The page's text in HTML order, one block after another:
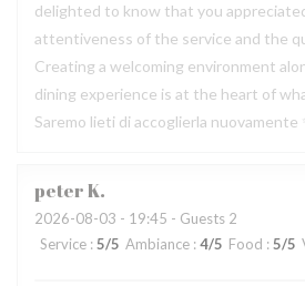
delighted to know that you
attentiveness of the service and the
Creating a welcoming environment
dining experience is at the heart of
Saremo lieti di accoglierla nuovamente ✨
peterK
2026-08-03 - 19:45 - Guests 2
Service : 5/5 Ambiance : 4/5 Food : 5/5